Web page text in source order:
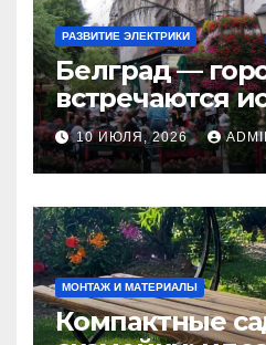
РАЗВИТИЕ ЭЛЕКТРИКИ
Белград —
встречаются
современность
10 ИЮЛЯ, 2026
МОНТАЖ И МАТЕРИАЛЫ
Компактные